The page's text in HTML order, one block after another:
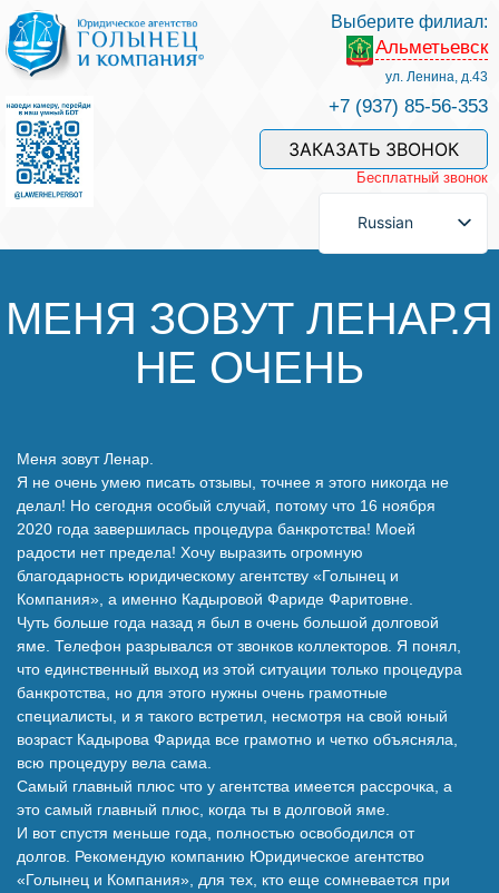
Услуги и наши специалисты
Оплата услуг
Задать вопрос
Наши победы
Видео о нас
Выберите филиал:
Альметьевск
ул. Ленина, д.43
+7 (937) 85-56-353
ЗАКАЗАТЬ ЗВОНОК
Бесплатный звонок
Russian
МЕНЯ ЗОВУТ ЛЕНАР.Я
НЕ ОЧЕНЬ
Меня зовут Ленар.
Я не очень умею писать отзывы, точнее я этого никогда не
делал! Но сегодня особый случай, потому что 16 ноября
2020 года завершилась процедура банкротства! Моей
радости нет предела! Хочу выразить огромную
благодарность юридическому агентству «Голынец и
Компания», а именно Кадыровой Фариде Фаритовне.
Чуть больше года назад я был в очень большой долговой
яме. Телефон разрывался от звонков коллекторов. Я понял,
что единственный выход из этой ситуации только процедура
банкротства, но для этого нужны очень грамотные
специалисты, и я такого встретил, несмотря на свой юный
возраст Кадырова Фарида все грамотно и четко объясняла,
всю процедуру вела сама.
Самый главный плюс что у агентства имеется рассрочка, а
это самый главный плюс, когда ты в долговой яме.
И вот спустя меньше года, полностью освободился от
долгов. Рекомендую компанию Юридическое агентство
«Голынец и Компания», для тех, кто еще сомневается при